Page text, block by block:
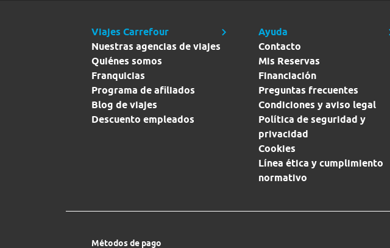
Viajes Carrefour
Nuestras agencias de viajes
Quiénes somos
Franquicias
Programa de afiliados
Blog de viajes
Descuento empleados
Ayuda
Contacto
Mis Reservas
Financiación
Preguntas frecuentes
Condiciones y aviso legal
Política de seguridad y
privacidad
Cookies
Línea ética y cumplimiento
normativo
Métodos de pago